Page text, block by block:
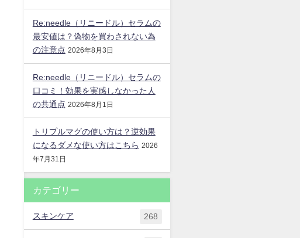
Re:needle（リニードル）セラムの
最安値は？偽物を買わされない為
の注意点 2026年8月3日
Re:needle（リニードル）セラムの
口コミ！効果を実感しなかった人
の共通点 2026年8月1日
トリプルマグの使い方は？逆効果
になるダメな使い方はこちら 2026
年7月31日
カテゴリー
スキンケア 268